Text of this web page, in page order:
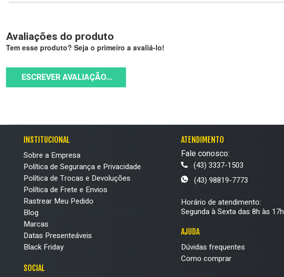
Avaliações do produto
Tem esse produto? Seja o primeiro a avaliá-lo!
ESCREVER AVALIAÇÃO...
INSTITUCIONAL
Sobre a Empresa
Política de Segurança e Privacidade
Política de Trocas e Devoluções
Política de Frete e Envios
Rastrear Meu Pedido
Blog
Marcas
Datas Presenteáveis
Black Friday
SOCIAL
ATENDIMENTO
Fale conosco:
(43) 3337-1503
(43) 98819-7773
Horário de atendimento:
Segunda à Sexta das 8h às 17h
AJUDA
Dúvidas frequentes
Como comprar